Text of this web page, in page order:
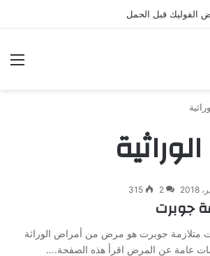
الفوليك قبل الحمل
2
315
جوبرت
متلازمة جوبرت هو مرض من أمراض الوراثة
عامة عن المرض اقرأ هذه الصفحة.…